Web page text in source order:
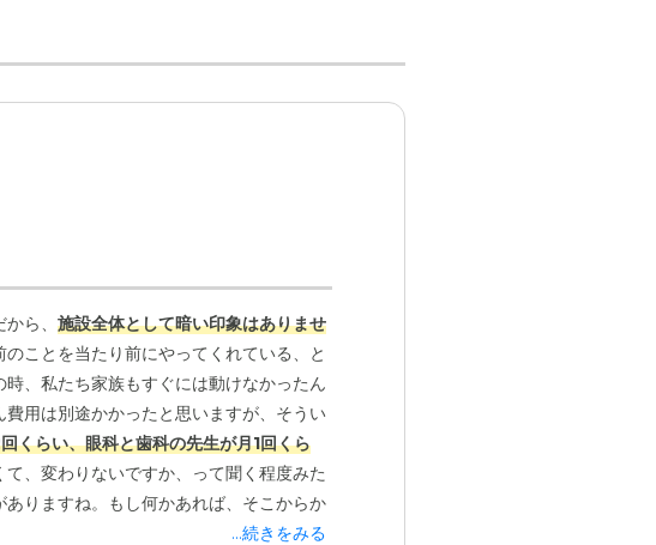
ら、 施設全体として暗い印象はありませ
ことを当たり前にやってくれている、と
、私たち家族もすぐには動けなかったん
用は別途かかったと思いますが、そうい
くらい、眼科と歯科の先生が月1回くら
、変わりないですか、って聞く程度みた
りますね。もし何かあれば、そこからか
...続きをみる